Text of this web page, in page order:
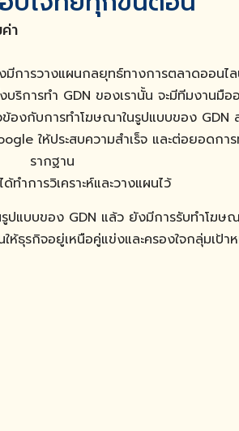
า
มีการวางแผนกลยุทธ์ทางการตลาดออนไ
ริการทำ GDN ของเรานั้น จะมีทีมงานมื
ข้องกับการทำโฆษณาในรูปแบบของ GDN
ให้ประสบความสำเร็จ และต่อยอดกา
รากฐาน
ทำการวิเคราะห์และวางแผนไว้
ปแบบของ GDN แล้ว ยังมีการรับทำโฆ
ธุรกิจอยู่เหนือคู่แข่งและครองใจกลุ่มเป้าห